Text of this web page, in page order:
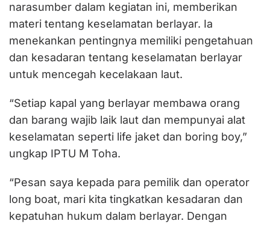
narasumber dalam kegiatan ini, memberikan
materi tentang keselamatan berlayar. Ia
menekankan pentingnya memiliki pengetahuan
dan kesadaran tentang keselamatan berlayar
untuk mencegah kecelakaan laut.
“Setiap kapal yang berlayar membawa orang
dan barang wajib laik laut dan mempunyai alat
keselamatan seperti life jaket dan boring boy,”
ungkap IPTU M Toha.
“Pesan saya kepada para pemilik dan operator
long boat, mari kita tingkatkan kesadaran dan
kepatuhan hukum dalam berlayar. Dengan